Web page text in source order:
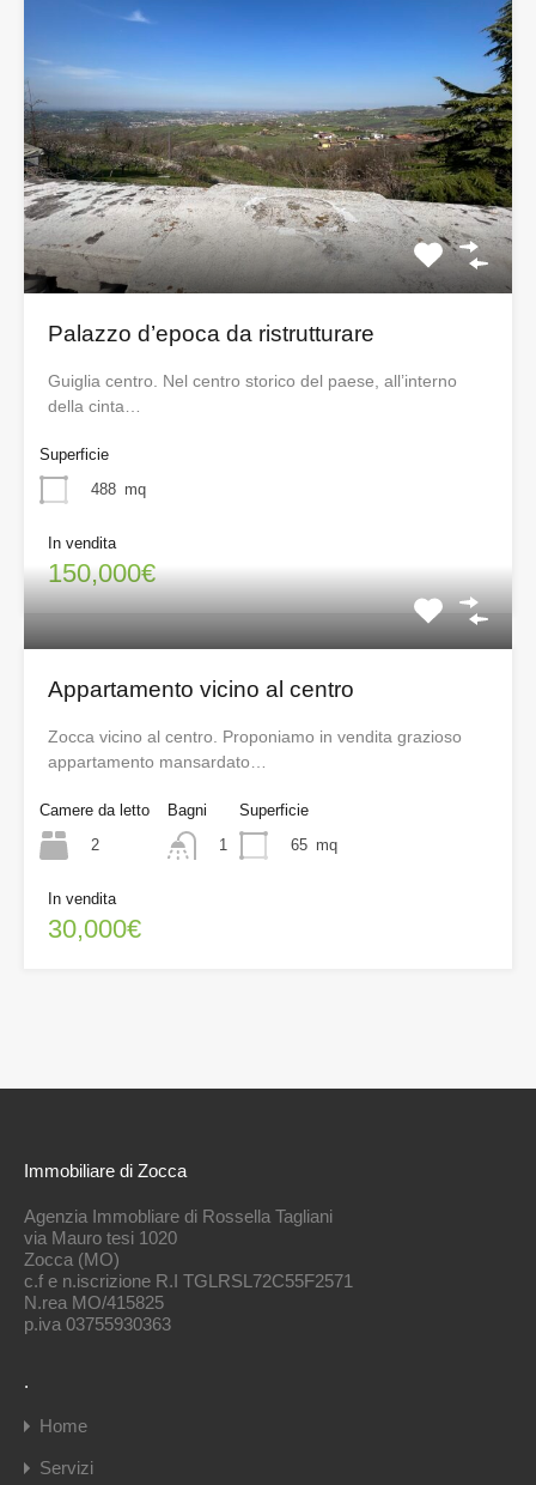
Palazzo d’epoca da ristrutturare
Guiglia centro. Nel centro storico del paese, all’interno
della cinta…
Superficie
488 mq
In vendita
150,000€
Appartamento vicino al centro
Zocca vicino al centro. Proponiamo in vendita grazioso
appartamento mansardato…
Camere da letto
2
Bagni
1
Superficie
65 mq
In vendita
30,000€
Immobiliare di Zocca
Agenzia Immobliare di Rossella Tagliani
via Mauro tesi 1020
Zocca (MO)
c.f e n.iscrizione R.I TGLRSL72C55F2571
N.rea MO/415825
p.iva 03755930363
.
Home
Servizi